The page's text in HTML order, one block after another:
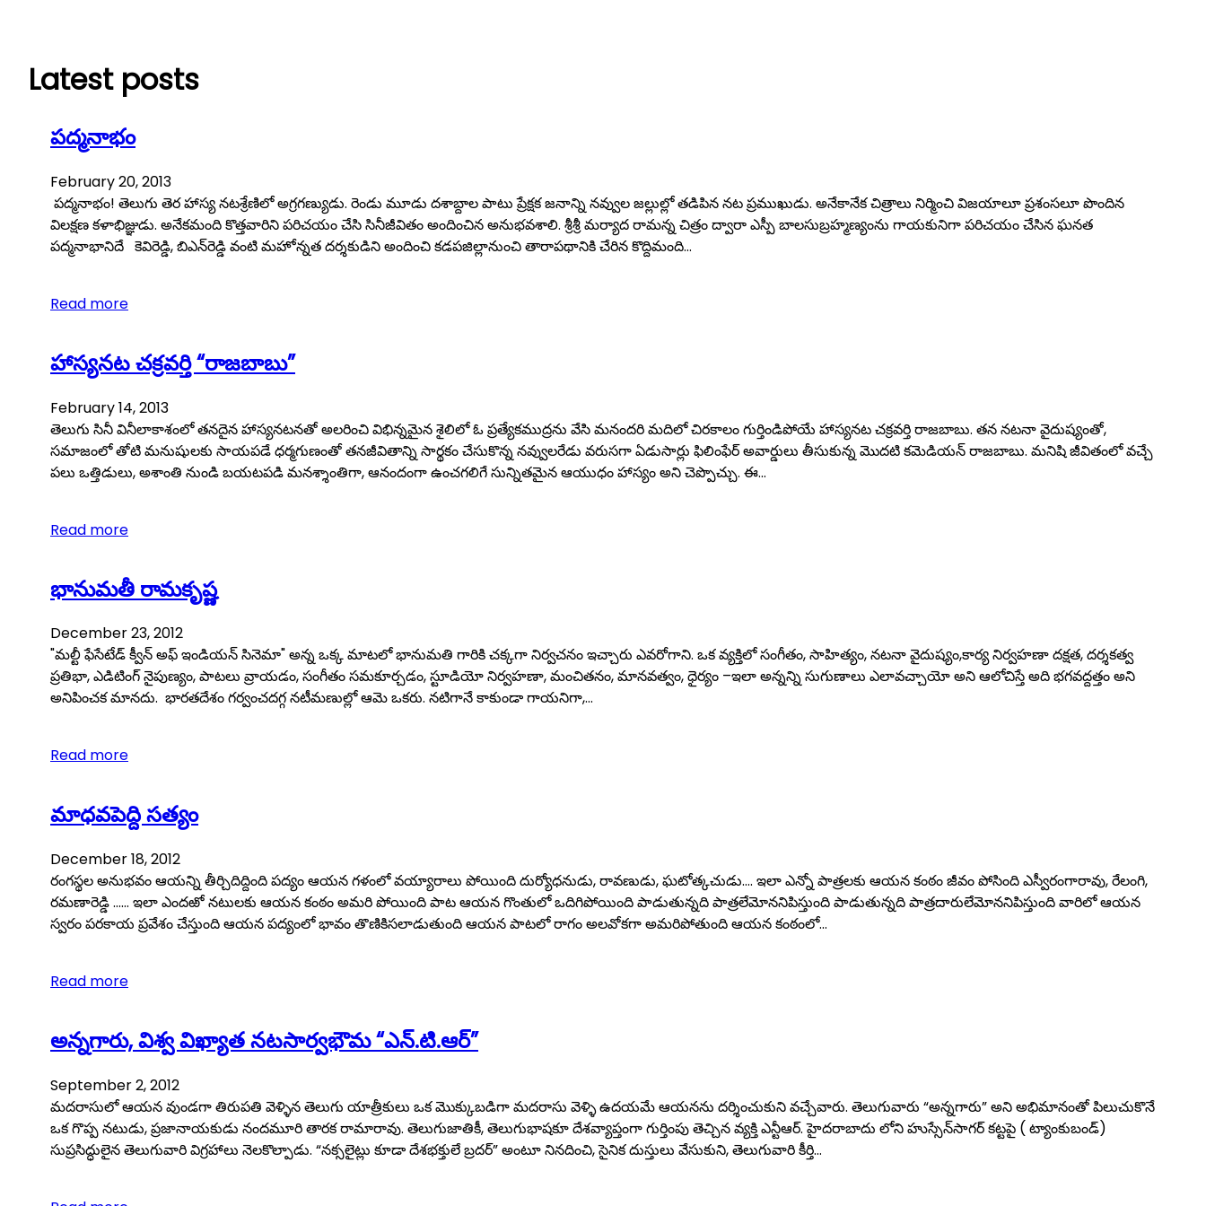
Latest posts
పద్మనాభం
February 20, 2013
పద్మనాభం! తెలుగు తెర హాస్య నటశ్రేణిలో అగ్రగణ్యుడు. రెండు మూడు దశాబ్దాల పాటు ప్రేక్షక జనాన్ని నవ్వుల జల్లుల్లో తడిపిన నట ప్రముఖుడు. అనేకానేక చిత్రాలు నిర్మించి విజయాలూ ప్రశంసలూ పొందిన
విలక్షణ కళాభిజ్ఞుడు. అనేకమంది కొత్తవారిని పరిచయం చేసి సినీజీవితం అందించిన అనుభవశాలి. శ్రీశ్రీ మర్యాద రామన్న చిత్రం ద్వారా ఎస్పీ బాలసుబ్రహ్మణ్యంను గాయకునిగా పరిచయం చేసిన ఘనత
పద్మనాభానిదే కెవిరెడ్డి, బిఎన్‌రెడ్డి వంటి మహోన్నత దర్శకుడిని అందించి కడపజిల్లానుంచి తారాపథానికి చేరిన కొద్దిమంది…
Read more
హాస్యనట చక్రవర్తి “రాజబాబు”
February 14, 2013
తెలుగు సినీ వినీలాకాశంలో తనదైన హాస్యనటనతో అలరించి విభిన్నమైన శైలిలో ఓ ప్రత్యేకముద్రను వేసి మనందరి మదిలో చిరకాలం గుర్తిండిపోయే హాస్యనట చక్రవర్తి రాజబాబు. తన నటనా వైదుష్యంతో,
సమాజంలో తోటి మనుషులకు సాయపడే ధర్మగుణంతో తనజీవితాన్ని సార్థకం చేసుకొన్న నవ్వులరేడు వరుసగా ఏడుసార్లు ఫిలింఫేర్‌ అవార్డులు తీసుకున్న మొదటి కమెడియన్‌ రాజబాబు. మనిషి జీవితంలో వచ్చే
పలు ఒత్తిడులు, అశాంతి నుండి బయటపడి మనశ్శాంతిగా, ఆనందంగా ఉంచగలిగే సున్నితమైన ఆయుధం హాస్యం అని చెప్పొచ్చు. ఈ…
Read more
భానుమతీ రామకృష్ణ
December 23, 2012
"మల్టీ ఫేసేటేడ్ క్వీన్ అఫ్ ఇండియన్ సినెమా" అన్న ఒక్క మాటలో భానుమతి గారికి చక్కగా నిర్వచనం ఇచ్చారు ఎవరోగాని. ఒక వ్యక్తిలో సంగీతం, సాహిత్యం, నటనా వైదుష్యం,కార్య నిర్వహణా దక్షత, దర్శకత్వ
ప్రతిభా, ఎడిటింగ్ నైపుణ్యం, పాటలు వ్రాయడం, సంగీతం సమకూర్చడం, స్టూడియో నిర్వహణా, మంచితనం, మానవత్వం, ధైర్యం –ఇలా అన్నన్ని సుగుణాలు ఎలావచ్చాయో అని ఆలోచిస్తే అది భగవద్దత్తం అని
అనిపించక మానదు. భారతదేశం గర్వంచదగ్గ నటీమణుల్లో ఆమె ఒకరు. నటిగానే కాకుండా గాయనిగా,…
Read more
మాధవపెద్ది సత్యం
December 18, 2012
రంగస్థల అనుభవం ఆయన్ని తీర్చిదిద్దింది పద్యం ఆయన గళంలో వయ్యారాలు పోయింది దుర్యోధనుడు, రావణుడు, ఘటోత్కచుడు…. ఇలా ఎన్నో పాత్రలకు ఆయన కంఠం జీవం పోసింది ఎస్వీరంగారావు, రేలంగి,
రమణారెడ్డి …… ఇలా ఎందఱో నటులకు ఆయన కంఠం అమరి పోయింది పాట ఆయన గొంతులో ఒదిగిపోయింది పాడుతున్నది పాత్రలేమోననిపిస్తుంది పాడుతున్నది పాత్రదారులేమోననిపిస్తుంది వారిలో ఆయన
స్వరం పరకాయ ప్రవేశం చేస్తుంది ఆయన పద్యంలో భావం తొణికిసలాడుతుంది ఆయన పాటలో రాగం అలవోకగా అమరిపోతుంది ఆయన కంఠంలో…
Read more
అన్నగారు, విశ్వ విఖ్యాత నటసార్వభౌమ “ఎన్.టి.ఆర్”
September 2, 2012
మదరాసులో ఆయన వుండగా తిరుపతి వెళ్ళిన తెలుగు యాత్రీకులు ఒక మొక్కుబడిగా మదరాసు వెళ్ళి ఉదయమే ఆయనను దర్శించుకుని వచ్చేవారు. తెలుగువారు “అన్నగారు” అని అభిమానంతో పిలుచుకొనే
ఒక గొప్ప నటుడు, ప్రజానాయకుడు నందమూరి తారక రామారావు. తెలుగుజాతికీ, తెలుగుభాషకూ దేశవ్యాప్తంగా గుర్తింపు తెచ్చిన వ్యక్తి ఎన్టీఆర్. హైదరాబాదు లోని హుస్సేన్‌సాగర్ కట్టపై ( ట్యాంకుబండ్)
సుప్రసిద్ధులైన తెలుగువారి విగ్రహాలు నెలకొల్పాడు. “నక్సలైట్లు కూడా దేశభక్తులే బ్రదర్” అంటూ నినదించి, సైనిక దుస్తులు వేసుకుని, తెలుగువారి కీర్తి…